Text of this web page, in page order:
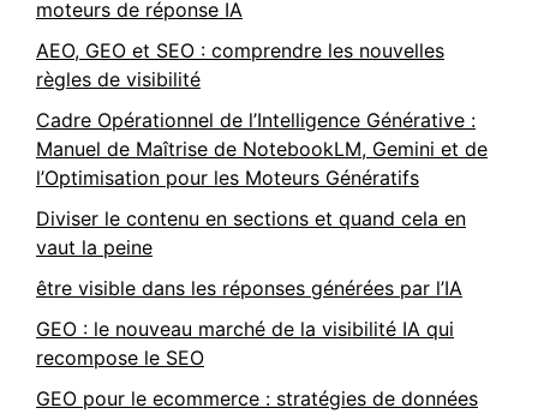
moteurs de réponse IA
AEO, GEO et SEO : comprendre les nouvelles
règles de visibilité
Cadre Opérationnel de l’Intelligence Générative :
Manuel de Maîtrise de NotebookLM, Gemini et de
l’Optimisation pour les Moteurs Génératifs
Diviser le contenu en sections et quand cela en
vaut la peine
être visible dans les réponses générées par l’IA
GEO : le nouveau marché de la visibilité IA qui
recompose le SEO
GEO pour le ecommerce : stratégies de données